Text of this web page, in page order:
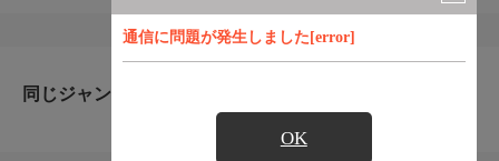
通信に問題が発生しました[error]
OK
同じジャンルのおすすめ番組